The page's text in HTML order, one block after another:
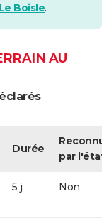
Boisle.
AU
Durée
par l'état
5 j Non